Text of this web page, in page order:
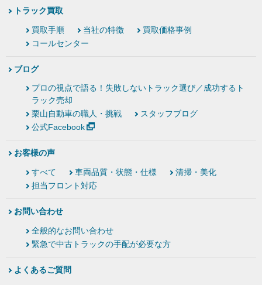
トラック買取
買取手順 当社の特徴
買取価格事例
コールセンター
ブログ
プロの視点で語る！失敗しないトラック選び／成功するト
ラック売却
栗山自動車の職人・挑戦
スタッフブログ
公式Facebook
お客様の声
すべて 車両品質・状態・仕様
清掃・美化
担当フロント対応
お問い合わせ
全般的なお問い合わせ
緊急で中古トラックの手配が必要な方
よくあるご質問